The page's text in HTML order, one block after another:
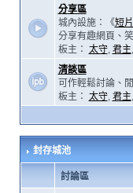
分享區
城內設施：《短
分享有趣網頁、
板主： 太守, 君主,
清談區
可作輕鬆討論、
板主： 太守, 君主,
封存城池
討論區